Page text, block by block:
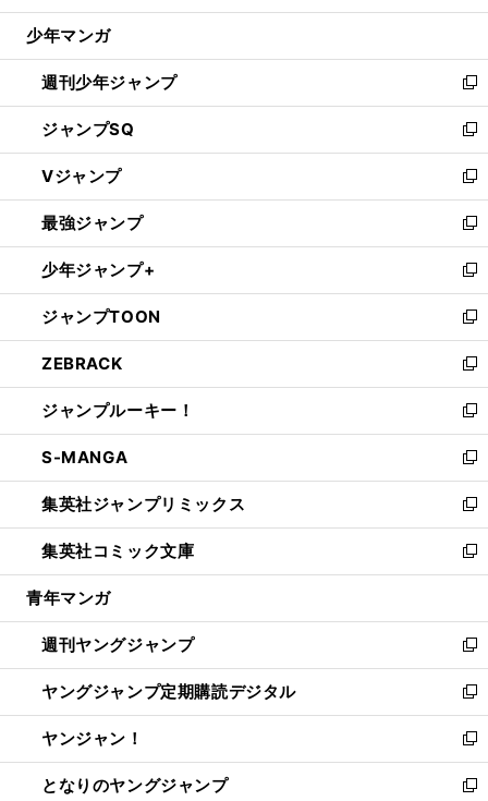
ウ
開
く
少年マンガ
週刊少年ジャンプ
新
し
い
ウ
ィ
ン
ド
ウ
で
開
く
ジャンプSQ
新
し
い
ウ
ィ
ン
ド
ウ
で
開
く
Vジャンプ
新
し
い
ウ
ィ
ン
ド
ウ
で
開
く
最強ジャンプ
新
し
い
ウ
ィ
ン
ド
ウ
で
開
く
少年ジャンプ+
新
し
い
ウ
ィ
ン
ド
ウ
で
開
く
ジャンプTOON
新
し
い
ウ
ィ
ン
ド
ウ
で
開
く
ZEBRACK
新
し
い
ウ
ィ
ン
ド
ウ
で
開
ジャンプルーキー！
新
し
い
ウ
ィ
ン
ド
ウ
開
く
S-MANGA
新
し
い
ウ
ィ
ン
ウ
で
開
く
集英社ジャンプリミックス
新
し
い
ウ
ン
ド
ウ
で
開
く
集英社コミック文庫
新
し
ウ
ィ
ン
ド
ウ
で
開
く
青年マンガ
週刊ヤングジャンプ
新
し
い
ウ
ィ
ン
ド
ヤングジャンプ定期購読デジタル
新
し
い
ウ
ィ
ヤンジャン！
新
し
い
となりのヤングジャンプ
新